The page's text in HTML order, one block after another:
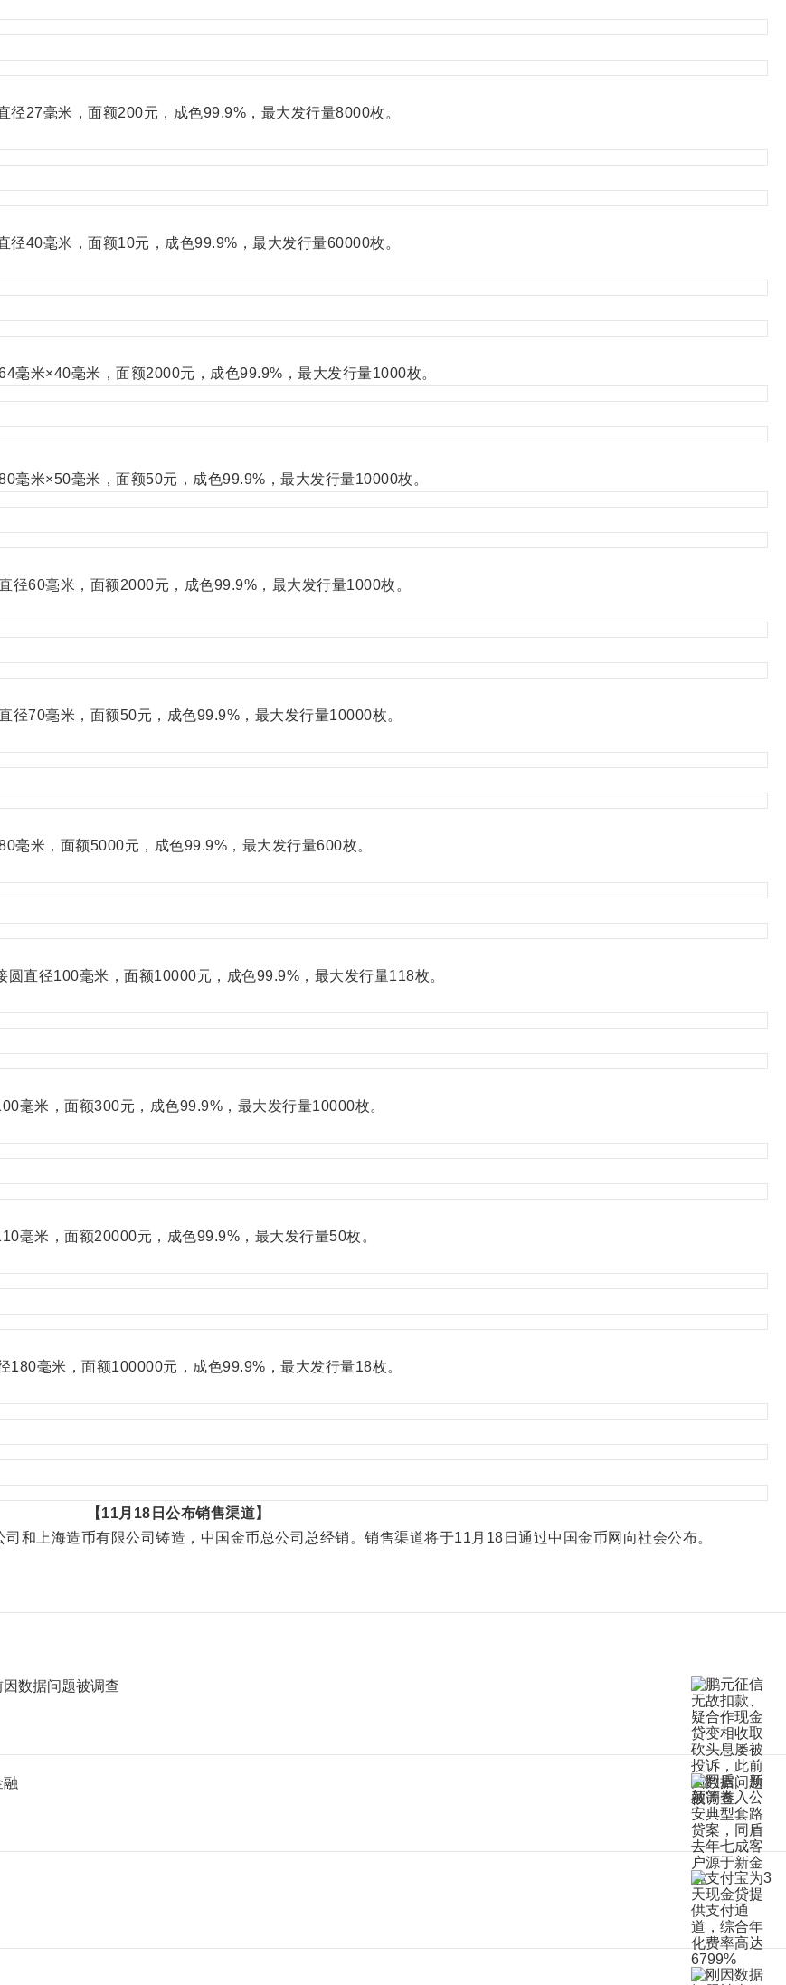
27毫米，面额200元，成色99.9%，最大发行量8000枚。
40毫米，面额10元，成色99.9%，最大发行量60000枚。
毫米×40毫米，面额2000元，成色99.9%，最大发行量1000枚。
毫米×50毫米，面额50元，成色99.9%，最大发行量10000枚。
径60毫米，面额2000元，成色99.9%，最大发行量1000枚。
径70毫米，面额50元，成色99.9%，最大发行量10000枚。
毫米，面额5000元，成色99.9%，最大发行量600枚。
直径100毫米，面额10000元，成色99.9%，最大发行量118枚。
毫米，面额300元，成色99.9%，最大发行量10000枚。
毫米，面额20000元，成色99.9%，最大发行量50枚。
180毫米，面额100000元，成色99.9%，最大发行量18枚。
【11月18日公布销售渠道】
和上海造币有限公司铸造，中国金币总公司总经销。销售渠道将于11月18日通过中国金币网向社会公布。
数据问题被调查
融